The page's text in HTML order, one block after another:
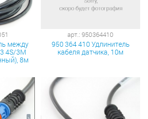
между
4S/3M
8м
арт.: 950364410
950 364 410 Удлинитель
кабеля датчика, 10м